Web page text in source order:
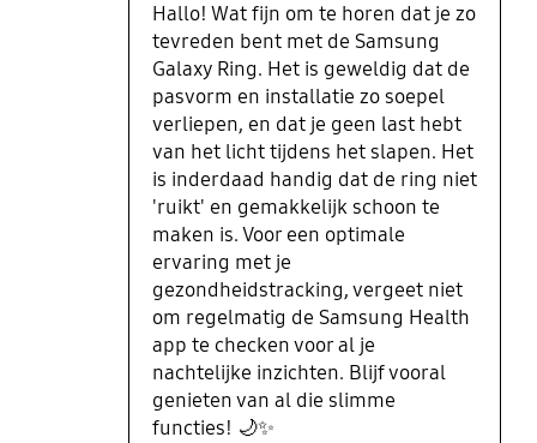
Hallo! Wat fijn om te horen dat je zo
tevreden bent met de Samsung
Galaxy Ring. Het is geweldig dat de
pasvorm en installatie zo soepel
verliepen, en dat je geen last hebt
van het licht tijdens het slapen. Het
is inderdaad handig dat de ring niet
'ruikt' en gemakkelijk schoon te
maken is. Voor een optimale
ervaring met je
gezondheidstracking, vergeet niet
om regelmatig de Samsung Health
app te checken voor al je
nachtelijke inzichten. Blijf vooral
genieten van al die slimme
functies! 🌙✨